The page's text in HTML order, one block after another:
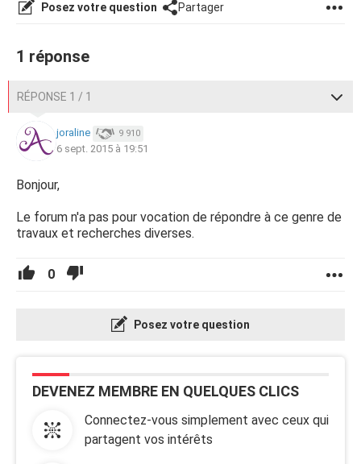
Si vous ou des personnes de votre entourage êtes
18 ans et que vous souhaitez prendre part à l'étude ou
bien obtenir plus de renseignement veuillez me contacter
modération.
Posez votre question Partager
1 réponse
RÉPONSE 1 / 1
joraline 9 910
6 sept. 2015 à 19:51
Bonjour,
Le forum n'a pas pour vocation de répondre à ce genre de
travaux et recherches diverses.
0
Posez votre question
DEVENEZ MEMBRE EN QUELQUES CLICS
Connectez-vous simplement avec ceux qui
partagent vos intérêts